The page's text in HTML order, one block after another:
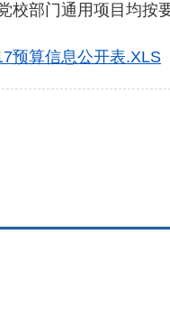
部门通用项目均按
预算信息公开表.XLS